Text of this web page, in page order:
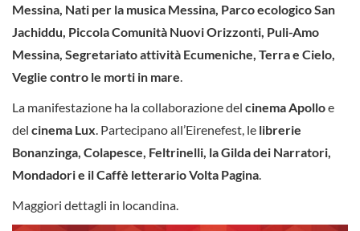
Messina, Nati per la musica Messina, Parco ecologico San
Jachiddu, Piccola Comunità Nuovi Orizzonti, Puli-Amo
Messina, Segretariato attività Ecumeniche, Terra e Cielo,
Veglie contro le morti in mare
La manifestazione ha la collaborazione del cinema Apolloe
del cinema Lux . Partecipano all’Eirenefest, le librerie
Bonanzinga, Colapesce, Feltrinelli, la Gilda dei Narratori,
Mondadori e il Caffè letterario Volta Pagina
Maggiori dettagli in locandina.